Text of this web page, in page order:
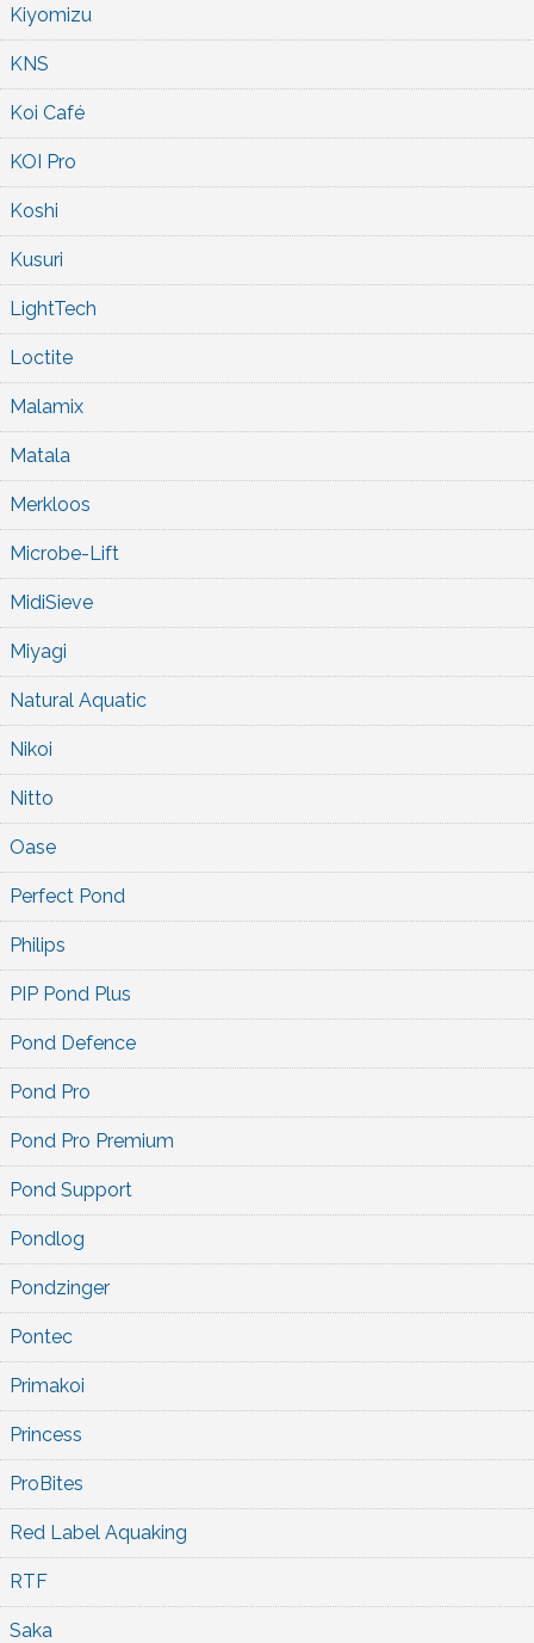
Kiyomizu
KNS
Koi Café
KOI Pro
Koshi
Kusuri
LightTech
Loctite
Malamix
Matala
Merkloos
Microbe-Lift
MidiSieve
Miyagi
Natural Aquatic
Nikoi
Nitto
Oase
Perfect Pond
Philips
PIP Pond Plus
Pond Defence
Pond Pro
Pond Pro Premium
Pond Support
Pondlog
Pondzinger
Pontec
Primakoi
Princess
ProBites
Red Label Aquaking
RTF
Saka